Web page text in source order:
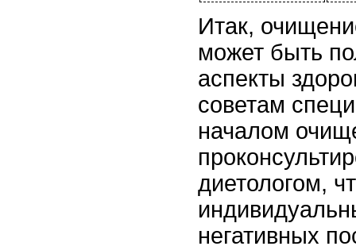
Итак,
может быть
аспекты
советам
началом
диетологом,
негативных